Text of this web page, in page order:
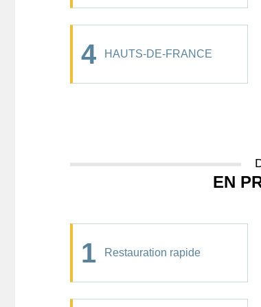
4 HAUTS-DE-FRANCE
EN
1 Restauration rapide